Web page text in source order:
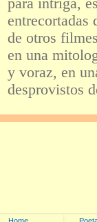
para intriga,
entrecortadas
de otros
en una
y voraz, en
desprovistos